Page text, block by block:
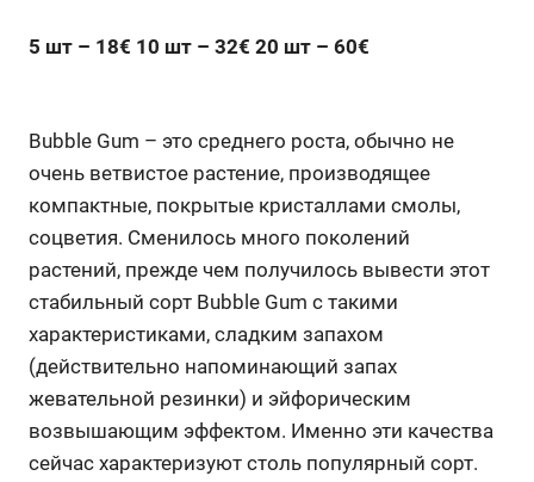
5 шт – 18€ 10 шт – 32€ 20 шт – 60€
Bubble Gum – это среднего роста, обычно не
очень ветвистое растение, производящее
компактные, покрытые кристаллами смолы,
соцветия. Сменилось много поколений
растений, прежде чем получилось вывести этот
стабильный сорт Bubble Gum с такими
характеристиками, сладким запахом
(действительно напоминающий запах
жевательной резинки) и эйфорическим
возвышающим эффектом. Именно эти качества
сейчас характеризуют столь популярный сорт.